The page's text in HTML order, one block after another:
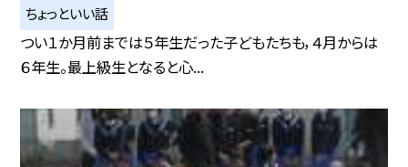
ちょっといい話
つい１か月前までは５年生だった子どもたちも，４月からは
６年生。最上級生となると心...